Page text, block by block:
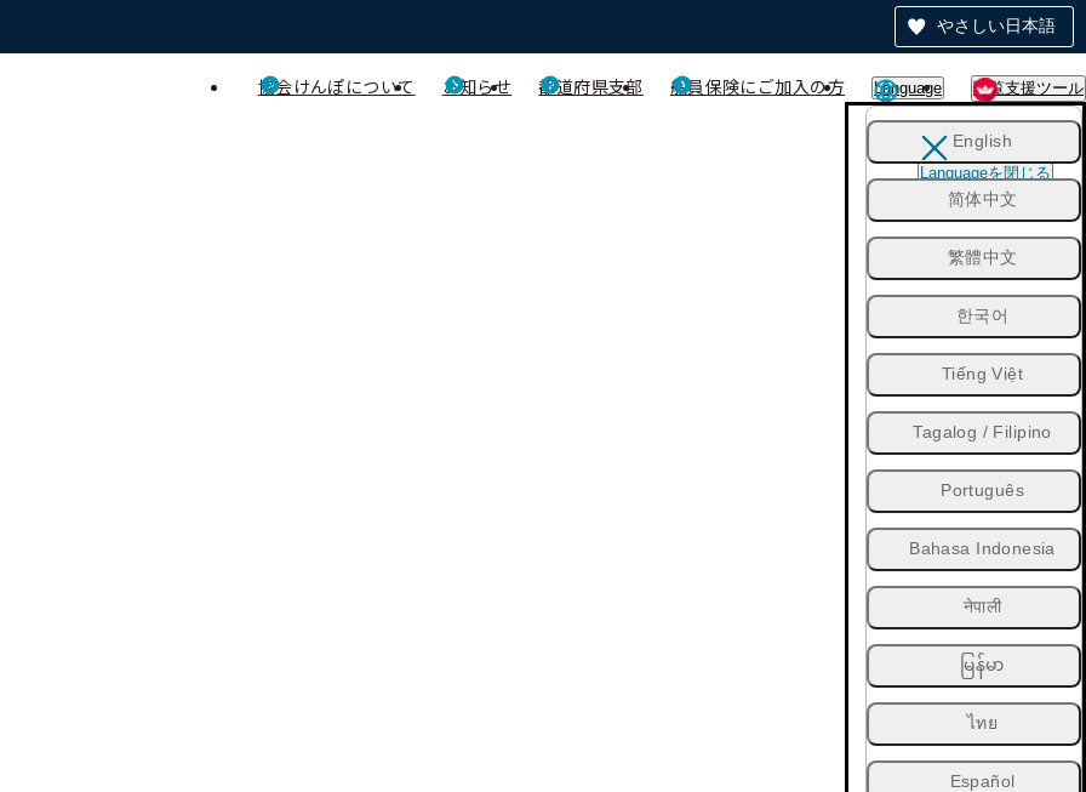
やさしい日本語
協会けんぽについて お知らせ 都道府県支部 船員保険にご加入の方 Language 閲覧支援ツール
English
简体中文
繁體中文
한국어
Tiếng Việt
Tagalog / Filipino
Português
Bahasa Indonesia
नेपाली
မြန်မာ
ไทย
Español
Languageを閉じる